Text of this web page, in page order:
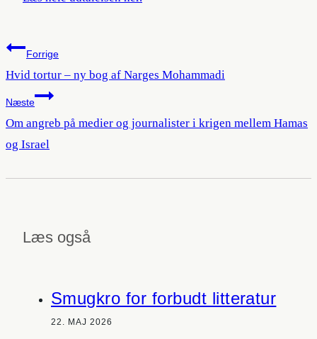
Indlægsnavigation
Forrige
Hvid tortur – ny bog af Narges Mohammadi
Næste
Om angreb på medier og journalister i krigen mellem Hamas
og Israel
Læs også
Smugkro for forbudt litteratur
22. MAJ 2026